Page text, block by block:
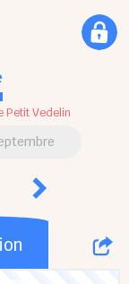
Petit Vedelin